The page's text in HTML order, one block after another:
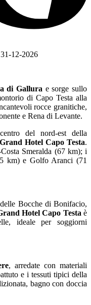
12-2026
di Gallura e sorge sullo
di Capo Testa alla
rocce granitiche,
e Rena di Levante.
del nord-est della
Hotel Capo Testa.
Smeralda (67 km); i
km) e Golfo Aranci (71
Bocche di Bonifacio,
Hotel Capo Testa è
ideale per soggiorni
, arredate con materiali
e i tessuti tipici della
bagno con doccia